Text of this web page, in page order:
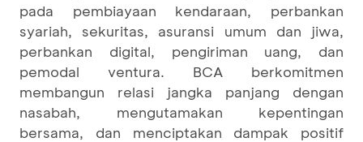
pada pembiayaan kendaraan, perbankan
syariah, sekuritas, asuransi umum dan jiwa,
perbankan digital, pengiriman uang, dan
pemodal ventura. BCA berkomitmen
membangun relasi jangka panjang dengan
nasabah, mengutamakan kepentingan
bersama, dan menciptakan dampak positif